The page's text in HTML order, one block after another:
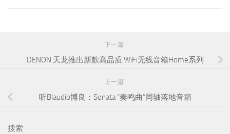
下一篇
DENON 天龙推出新款高品质 WiFi无线音箱Home系列
上一篇
听Blaudio博良：Sonata “奏鸣曲”同轴落地音箱
搜索